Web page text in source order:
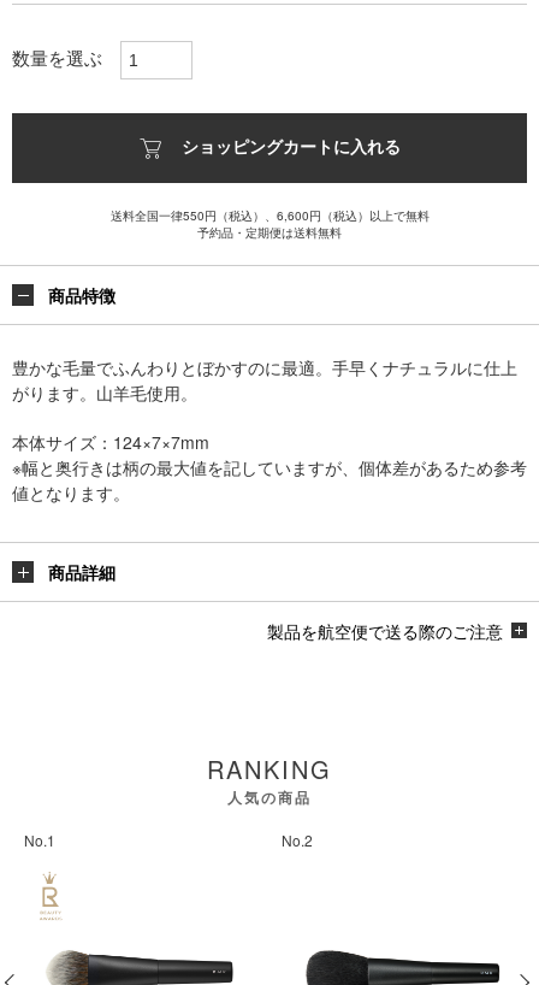
数量を選ぶ
ショッピングカートに入れる
送料全国一律550円（税込）、6,600円（税込）以上で無料
予約品・定期便は送料無料
商品特徴
豊かな毛量でふんわりとぼかすのに最適。手早くナチュラルに仕上
がります。山羊毛使用。
本体サイズ：124×7×7mm
※幅と奥行きは柄の最大値を記していますが、個体差があるため参考
値となります。
商品詳細
製品を航空便で送る際のご注意
RANKING
人気の商品
No.1 No.2